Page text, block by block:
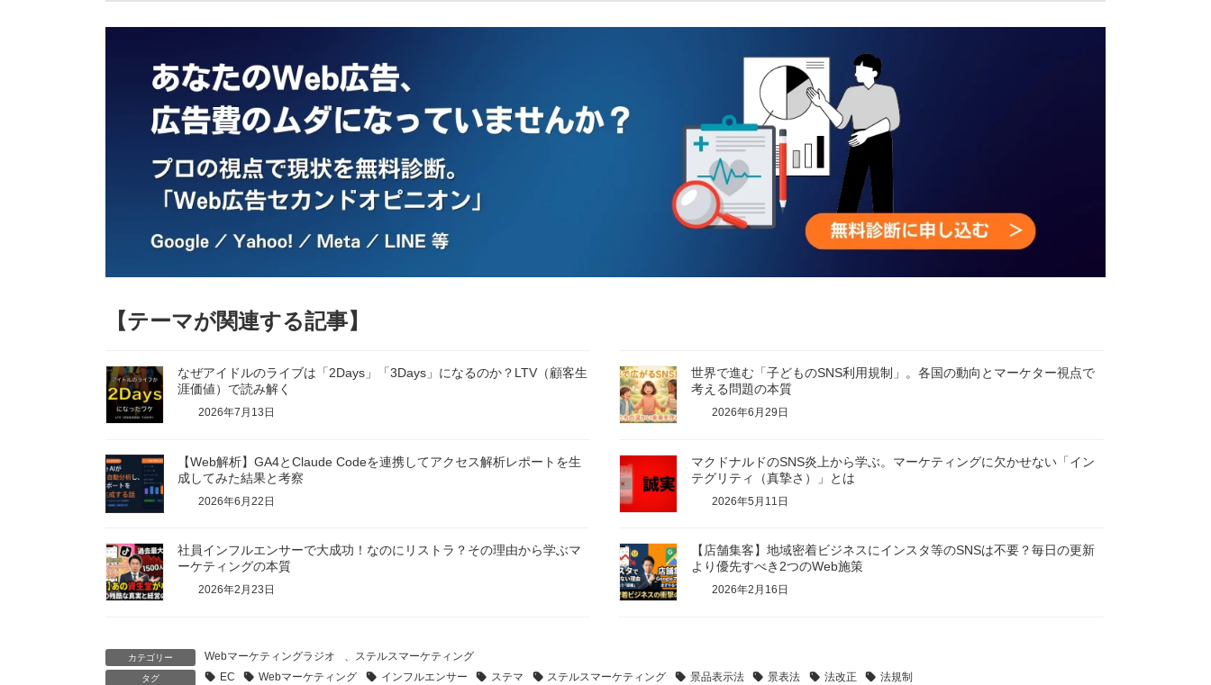
【テーマが関連する記事】
なぜアイドルのライブは「2Days」「3Days」になるのか？LTV（顧客生
涯価値）で読み解く
2026年7月13日
世界で進む「子どものSNS利用規制」。各国の動向とマーケター視点で
考える問題の本質
2026年6月29日
【Web解析】GA4とClaude Codeを連携してアクセス解析レポートを生
成してみた結果と考察
2026年6月22日
マクドナルドのSNS炎上から学ぶ。マーケティングに欠かせない「イン
テグリティ（真摯さ）」とは
2026年5月11日
社員インフルエンサーで大成功！なのにリストラ？その理由から学ぶマ
ーケティングの本質
2026年2月23日
【店舗集客】地域密着ビジネスにインスタ等のSNSは不要？毎日の更新
より優先すべき2つのWeb施策
2026年2月16日
カテゴリー Webマーケティングラジオ 、 ステルスマーケティング
タグ EC Webマーケティング インフルエンサー ステマ ステルスマーケティング 景品表示法 景表法 法改正 法規制